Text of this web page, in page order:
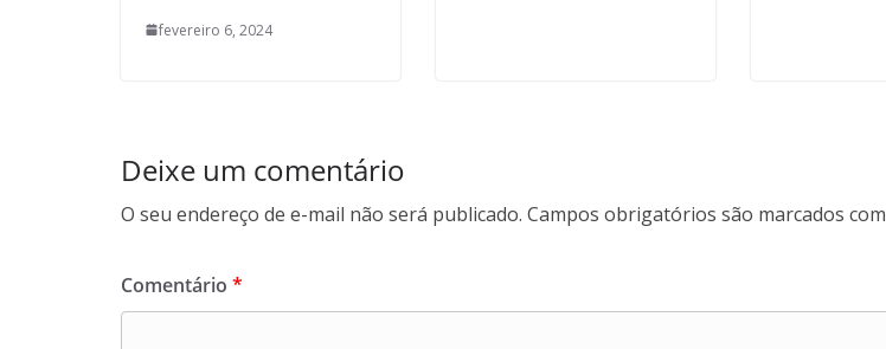
fevereiro 6, 2024
Deixe um comentário
O seu endereço de e-mail não será publicado. Campos obrigatórios são marcados com
Comentário *